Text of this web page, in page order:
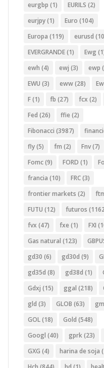
eurgbp (1) EURILS (2)
eurjpy(1) Euro (104)
Europa (119) eurusd
EVERGRANDE(1) Ewg
ewh (4) ewj (3) ewp
EWU (3) eww(28)
F(1) fb (27) fcx (2)
Fed (26) ffie (2)
Fibonacci (3987)
fly(5) fm (2) Fnv(7)
Fomc(9) FORD (1)
francia (10) FRC(3)
frontier markets (2)
FUTU (12) futuros
fvx (47) fxe (1) FXI
Gas natural (123)
gd30 (6) gd30d (9)
gd35d (8) gd38d (1)
Gdxj (15) ggal (218)
gld (3) GLOB (63)
GOL(18) Gold (548)
Googl (40) gprk(23)
GXG (4) harina de soja